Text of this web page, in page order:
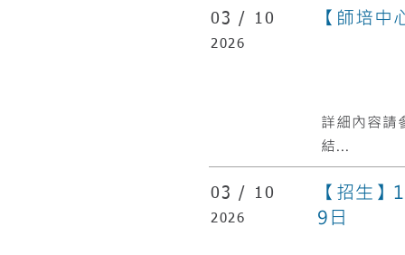
03 / 10
2026
【師培
詳細內容請
結...
03 / 10
2026
【招生
9日